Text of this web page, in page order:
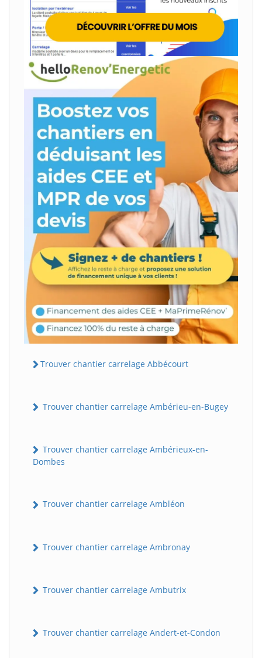
Trouver chantier carrelage Abbécourt
Trouver chantier carrelage Ambérieu-en-Bugey
Trouver chantier carrelage Ambérieux-en-
Dombes
Trouver chantier carrelage Ambléon
Trouver chantier carrelage Ambronay
Trouver chantier carrelage Ambutrix
Trouver chantier carrelage Andert-et-Condon